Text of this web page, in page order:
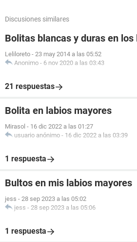
Discusiones similares
Bolitas blancas y duras en
Leliloreto - 23 may 2014 a las 05:52
Anonimo - 6 nov 2020 a las 03:43
21 respuestas
Bolita en labios mayores
Mirasol - 16 dic 2022 a las 01:27
usuario anónimo - 16 dic 2022 a las 03:39
1 respuesta
Bultos en mis labios mayores
jess - 28 sep 2023 a las 05:02
jess - 28 sep 2023 a las 05:06
1 respuesta